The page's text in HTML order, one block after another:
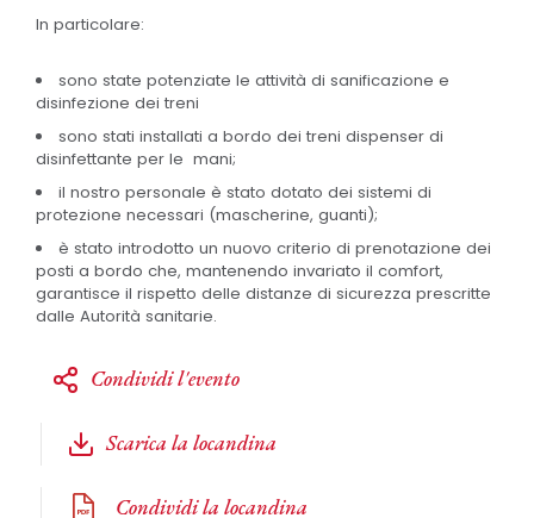
In particolare:
sono state potenziate le attività di sanificazione e
disinfezione dei treni
sono stati installati a bordo dei treni dispenser di
disinfettante per le mani;
il nostro personale è stato dotato dei sistemi di
protezione necessari (mascherine, guanti);
è stato introdotto un nuovo criterio di prenotazione dei
posti a bordo che, mantenendo invariato il comfort,
garantisce il rispetto delle distanze di sicurezza prescritte
dalle Autorità sanitarie.
Condividi l'evento
Scarica la locandina
Condividi la locandina